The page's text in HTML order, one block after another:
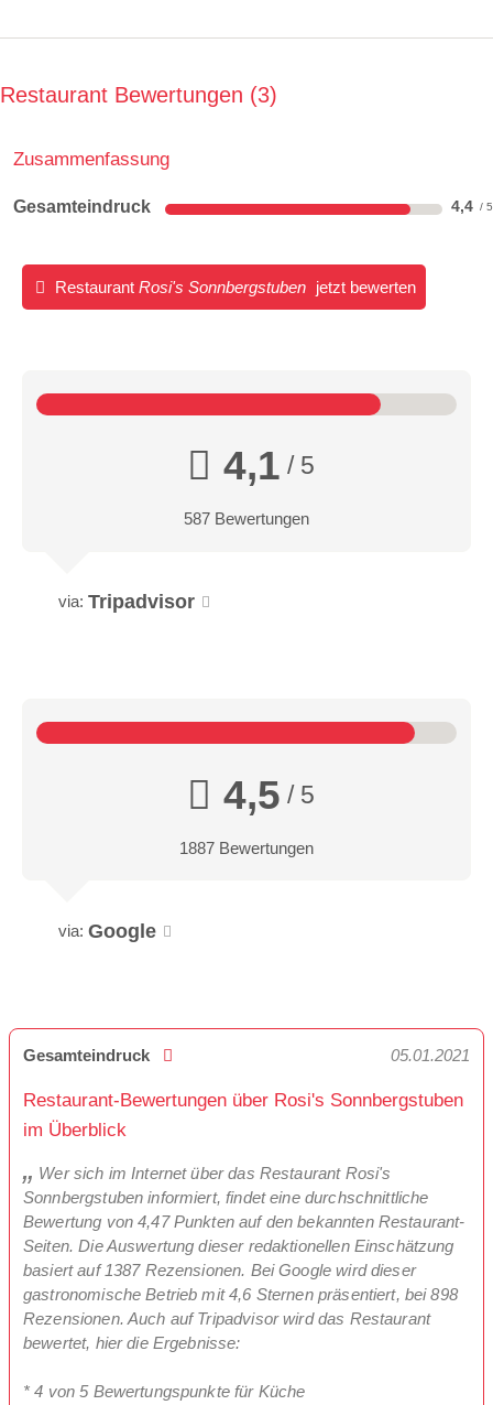
Restaurant Bewertungen 3
Zusammenfassung
Gesamteindruck 4,4
Restaurant Rosi's Sonnbergstuben jetzt bewerten
4,1 / 5
587 Bewertungen
via: Tripadvisor
4,5 / 5
1887 Bewertungen
via: Google
Gesamteindruck 05.01.2021
Restaurant-Bewertungen über Rosi's Sonnbergstuben
im Überblick
Wer sich im Internet über das Restaurant Rosi's
Sonnbergstuben informiert, findet eine durchschnittliche
Bewertung von 4,47 Punkten auf den bekannten Restaurant-
Seiten. Die Auswertung dieser redaktionellen Einschätzung
basiert auf 1387 Rezensionen. Bei Google wird dieser
gastronomische Betrieb mit 4,6 Sternen präsentiert, bei 898
Rezensionen. Auch auf Tripadvisor wird das Restaurant
bewertet, hier die Ergebnisse:
* 4 von 5 Bewertungspunkte für Küche